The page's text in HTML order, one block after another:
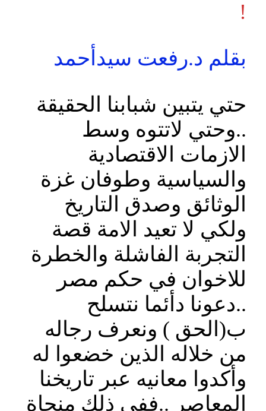
بقلم د.رفعت سيدأحمد
حتي يتبين شبابنا الحقيقة
..وحتي لاتتوه وسط
الازمات الاقتصادية
والسياسية وطوفان غزة
الوثائق وصدق التاريخ
ولكي لا تعيد الامة قصة
التجربة الفاشلة والخطرة
للاخوان في حكم مصر
..دعونا دأئما نتسلح
ب(الحق ) ونعرف رجاله
من خلاله الذين خضعوا له
وأكدوا معانيه عبر تاريخنا
المعاصر ..ففي ذلك منجاة